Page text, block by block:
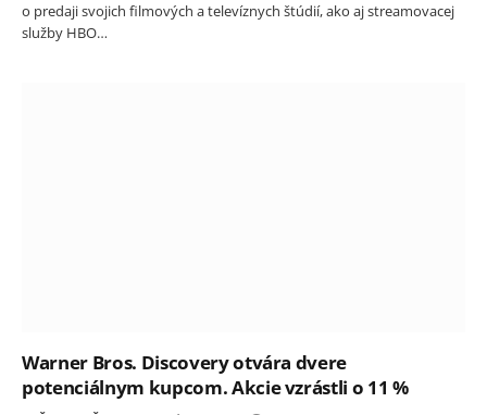
o predaji svojich filmových a televíznych štúdií, ako aj streamovacej
služby HBO…
Warner Bros. Discovery otvára dvere
potenciálnym kupcom. Akcie vzrástli o 11 %